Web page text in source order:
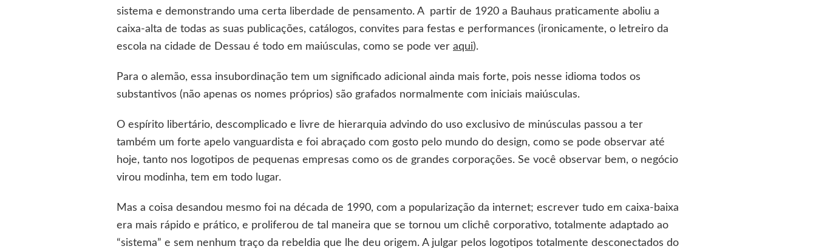
sistema e demonstrando uma certa liberdade de pensamento. A partir de 1920 a Bauhaus praticamente aboliu a
caixa-alta de todas as suas publicações, catálogos, convites para festas e performances (ironicamente, o letreiro da
escola na cidade de Dessau é todo em maiúsculas, como se pode ver aqui).
Para o alemão, essa insubordinação tem um significado adicional ainda mais forte, pois nesse idioma todos os
substantivos (não apenas os nomes próprios) são grafados normalmente com iniciais maiúsculas.
O espírito libertário, descomplicado e livre de hierarquia advindo do uso exclusivo de minúsculas passou a ter
também um forte apelo vanguardista e foi abraçado com gosto pelo mundo do design, como se pode observar até
hoje, tanto nos logotipos de pequenas empresas como os de grandes corporações. Se você observar bem, o negócio
virou modinha, tem em todo lugar.
Mas a coisa desandou mesmo foi na década de 1990, com a popularização da internet; escrever tudo em caixa-baixa
era mais rápido e prático, e proliferou de tal maneira que se tornou um clichê corporativo, totalmente adaptado ao
“sistema” e sem nenhum traço da rebeldia que lhe deu origem. A julgar pelos logotipos totalmente desconectados do